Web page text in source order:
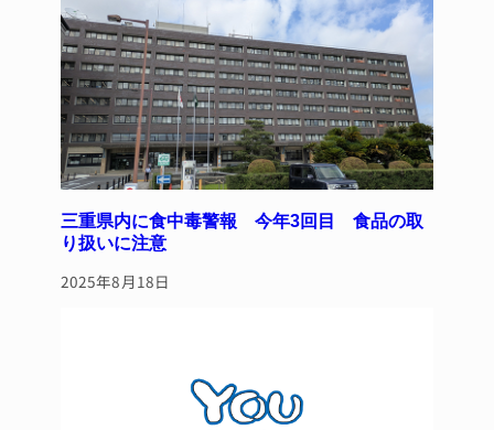
三重県内に食中毒警報 今年3回目 食品の取
り扱いに注意
2025年8月18日